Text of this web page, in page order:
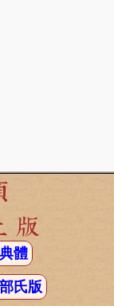
版
體
氏版